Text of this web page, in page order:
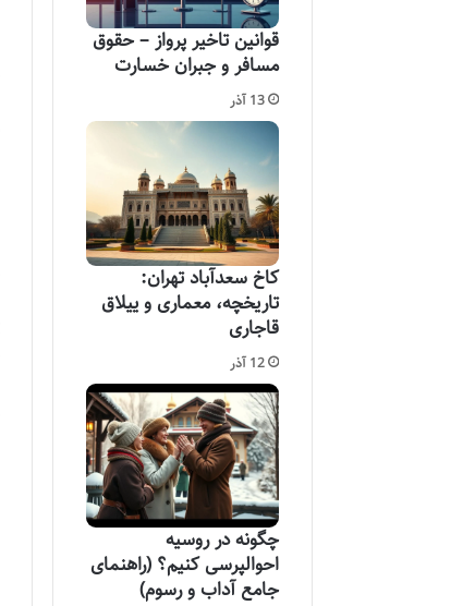
قوانین تاخیر پرواز – حقوق
مسافر و جبران خسارت
13 آذر
کاخ سعدآباد تهران:
تاریخچه، معماری و ییلاق
قاجاری
12 آذر
چگونه در روسیه
احوالپرسی کنیم؟ (راهنمای
جامع آداب و رسوم)